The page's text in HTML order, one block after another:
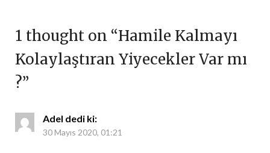
1 thought on “Hamile Kalmayı
Kolaylaştıran Yiyecekler Var mı
?”
Adel dedi ki:
30 Mayıs 2020, 01:21